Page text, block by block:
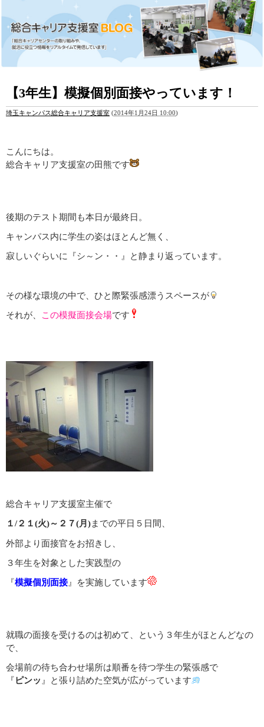
【3年生】模擬個別面接やっています！
埼玉キャンパス総合キャリア支援室 (2014年1月24日 10:00)
こんにちは。
総合キャリア支援室の田熊です
後期のテスト期間も本日が最終日。
キャンパス内に学生の姿はほとんど無く、
寂しいぐらいに『シ～ン・・』と静まり返っています。
その様な環境の中で、ひと際緊張感漂うスペースが
それが、 この模擬面接会場です
総合キャリア支援室主催で
１/２１(火)～２７(月)までの平日５日間、
外部より面接官をお招きし、
３年生を対象とした実践型の
『模擬個別面接』を実施しています
就職の面接を受けるのは初めて、という３年生がほとんどなの
で、
会場前の待ち合わせ場所は順番を待つ学生の緊張感で
『 ピンッ 』と張り詰めた空気が広がっています